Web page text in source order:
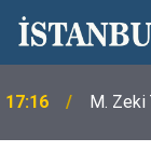
17:16 M. Zeki